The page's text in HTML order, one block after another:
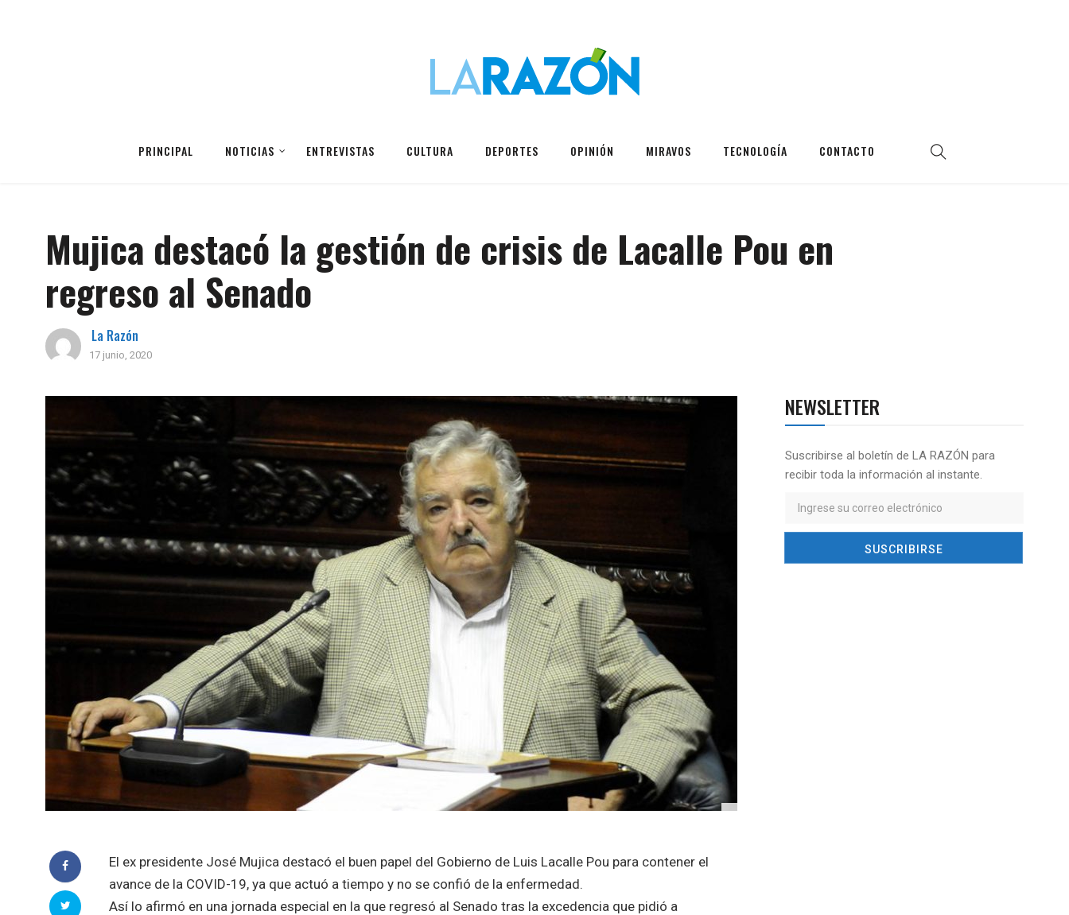
PRINCIPAL NOTICIAS ENTREVISTAS CULTURA DEPORTES OPINIÓN MIRAVOS TECNOLOGÍA CONTACTO
Mujica destacó la gestión de crisis de Lacalle Pou en
regreso al Senado
La Razón
17 junio, 2020
El ex presidente José Mujica destacó el buen papel del Gobierno de Luis Lacalle Pou para contener el
avance de la COVID-19, ya que actuó a tiempo y no se confió de la enfermedad.
Así lo afirmó en una jornada especial en la que regresó al Senado tras la excedencia que pidió a
NEWSLETTER
Suscribirse al boletín de LA RAZÓN para
recibir toda la información al instante.